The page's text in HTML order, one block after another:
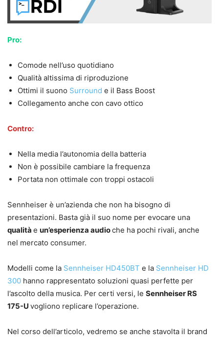
Pro:
Comode nell’uso quotidiano
Qualità altissima di riproduzione
Ottimi il suono Surround e il Bass Boost
Collegamento anche con cavo ottico
Contro:
Nella media l’autonomia della batteria
Non è possibile cambiare la frequenza
Portata non ottimale con troppi ostacoli
Sennheiser è un’azienda che non ha bisogno di
presentazioni. Basta già il suo nome per evocare una
qualità e un’esperienza audioche ha pochi rivali, anche
nel mercato consumer.
Modelli come la Sennheiser HD450BT e la Sennheiser HD
300 hanno rappresentato soluzioni quasi perfette per
l’ascolto della musica. Per certi versi, le Sennheiser RS
175-U vogliono replicare l’operazione.
Nel corso dell’articolo, vedremo se anche stavolta il brand